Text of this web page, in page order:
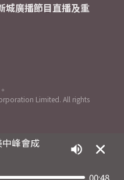
峰會成
00:48
城廣播節目直播及重
Limited. All rights